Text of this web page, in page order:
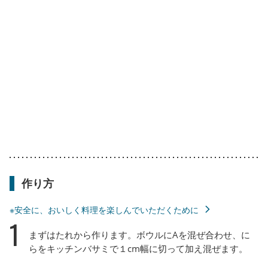
作り方
※安全に、おいしく料理を楽しんでいただくために
1
まずはたれから作ります。ボウルにAを混ぜ合わせ、に
らをキッチンバサミで１cm幅に切って加え混ぜます。